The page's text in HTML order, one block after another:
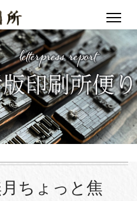
月ちょっと焦